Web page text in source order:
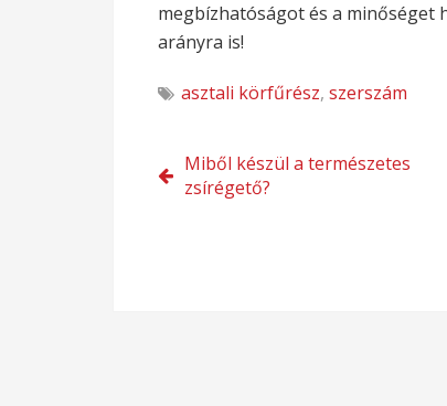
megbízhatóságot és a minőséget
arányra is!
asztali körfűrész, szerszám
Bejegyzés
navigáció
Miből készül a természetes
zsírégető?